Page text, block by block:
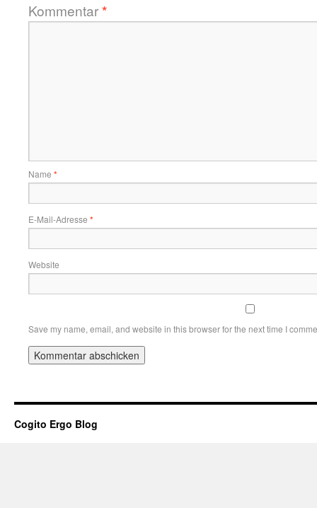
Kommentar*
Name *
E-Mail-Adresse *
Website
Save my name, email, and website in this browser for the next time I
Cogito Ergo Blog